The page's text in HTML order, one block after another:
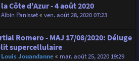
Côte d'Azur - 4 août 2020
Albin Panisset« ven. août 28, 2020 07:23
Romero - MAJ 17/08/2020: Déluge
supercellulaire
Louis Jouandanne« mar. août 25, 2020 19:29